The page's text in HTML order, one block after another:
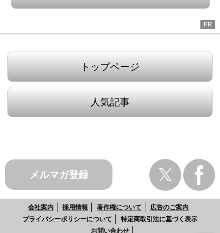
PR
トップページ
人気記事
メルマガ登録
会社案内 採用情報 著作権について
広告のご案内
プライバシーポリシーについて
特定商取引法に基づく表示
お問い合わせ